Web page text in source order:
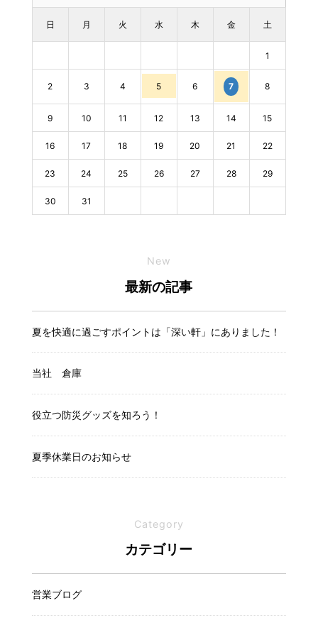
日 月 火 水 木 金 土
1
2 3 4 5 6 7 8
9 10 11 12 13 14 15
16 17 18 19 20 21 22
23 24 25 26 27 28 29
30 31
New
最新の記事
夏を快適に過ごすポイントは「深い軒」にありました！
当社 倉庫
役立つ防災グッズを知ろう！
夏季休業日のお知らせ
Category
カテゴリー
営業ブログ